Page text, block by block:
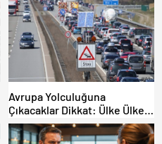
Avrupa Yolculuğuna
Çıkacaklar Dikkat: Ülke Ülke
Güncel Trafik Kuralları,
Avrupa Otoyol Hız Limitleri